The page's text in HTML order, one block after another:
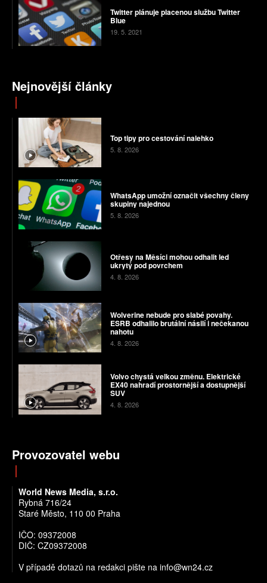
Twitter plánuje placenou službu Twitter
Blue
19. 5. 2021
Nejnovější články
Top tipy pro cestování nalehko
5. 8. 2026
WhatsApp umožní označit všechny členy
skupiny najednou
5. 8. 2026
Otřesy na Měsíci mohou odhalit led
ukrytý pod povrchem
4. 8. 2026
Wolverine nebude pro slabé povahy.
ESRB odhalilo brutální násilí i nečekanou
nahotu
4. 8. 2026
Volvo chystá velkou změnu. Elektrické
EX40 nahradí prostornější a dostupnější
SUV
4. 8. 2026
Provozovatel webu
World News Media, s.r.o.
Rybná 716/24
Staré Město, 110 00 Praha
IČO: 09372008
DIČ: CZ09372008
V případě dotazů na redakci pište na info@wn24.cz